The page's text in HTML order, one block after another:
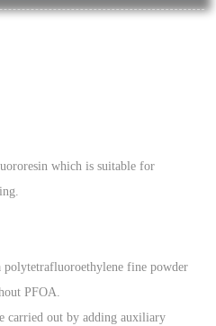
which is suitable for
fine powder
PFOA.
carried out by adding auxiliary